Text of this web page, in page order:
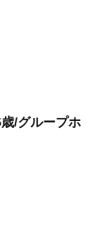
/グループホ